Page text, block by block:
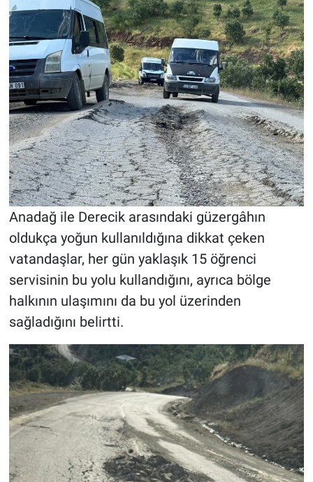
Anadağ ile Derecik arasındaki güzergâhın
oldukça yoğun kullanıldığına dikkat çeken
vatandaşlar, her gün yaklaşık 15 öğrenci
servisinin bu yolu kullandığını, ayrıca bölge
halkının ulaşımını da bu yol üzerinden
sağladığını belirtti.